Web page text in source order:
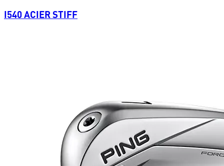
I540 ACIER STIFF